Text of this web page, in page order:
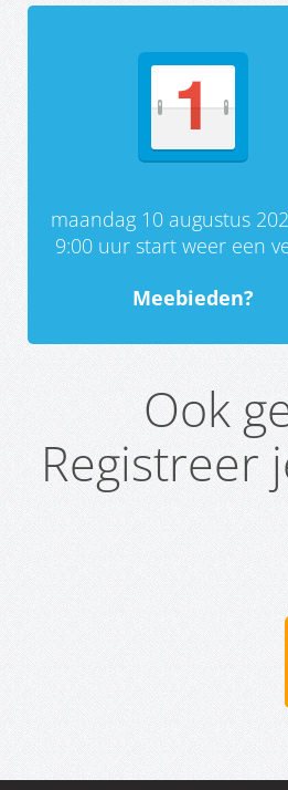
maandag 10 augustus
9:00 uur start weer een
Meebieden?
Ook
Registreer